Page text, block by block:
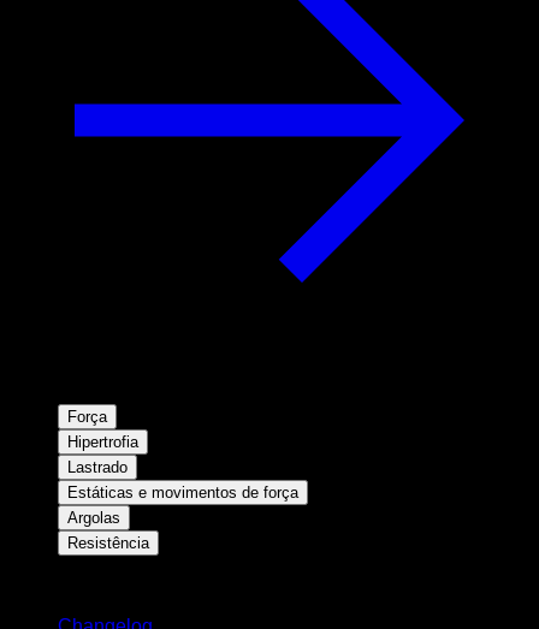
Força
Hipertrofia
Lastrado
Estáticas e movimentos de força
Argolas
Resistência